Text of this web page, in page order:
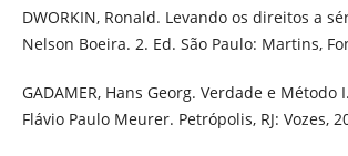
DWORKIN, Ronald. Levando os direitos a
Nelson Boeira. 2. Ed. São Paulo: Martins,
GADAMER, Hans Georg. Verdade e Método
Flávio Paulo Meurer. Petrópolis, RJ: Vozes,